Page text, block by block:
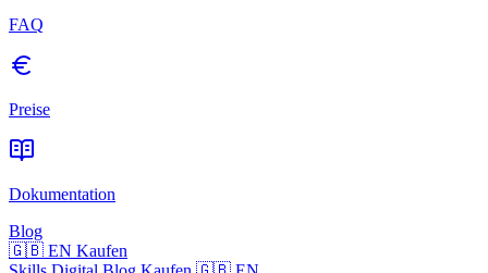
FAQ
Preise
Dokumentation
Blog
🇬🇧 EN Kaufen